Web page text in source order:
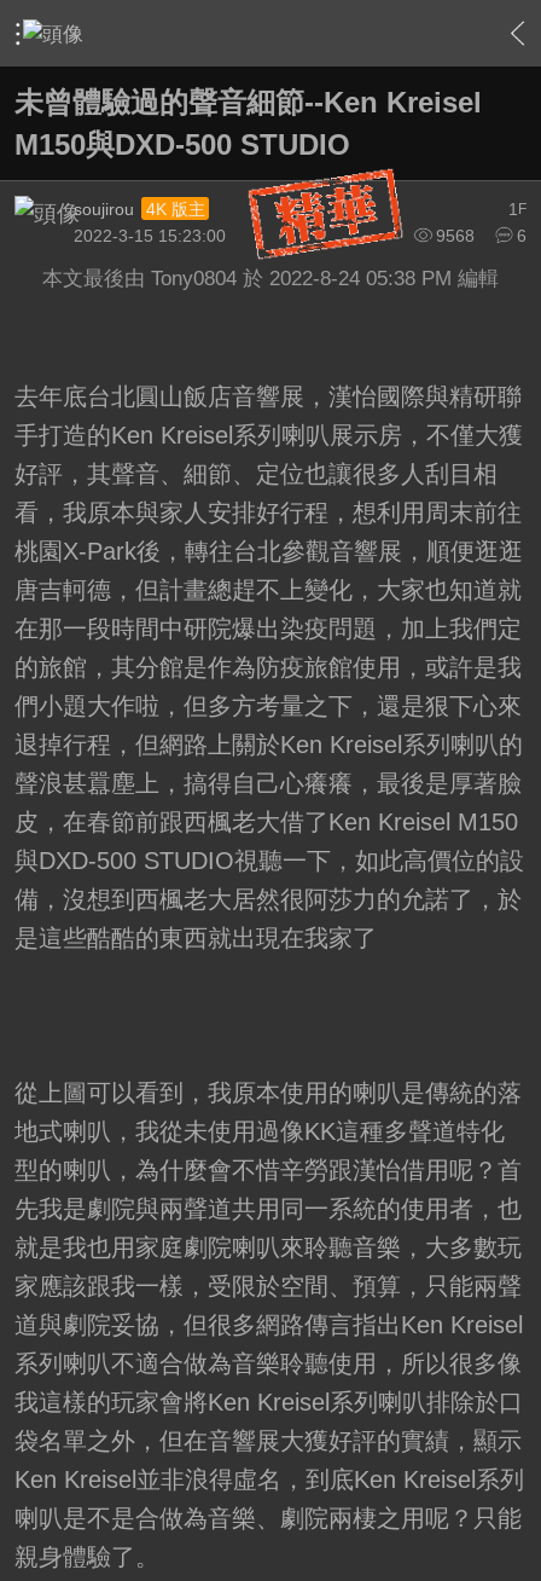
› 站務中心 › 精研評測專區 › 內容
未曾體驗過的聲音細節--Ken Kreisel
M150與DXD-500 STUDIO
1 F
soujirou
4K 版主
9568
6
2022-3-15 15:23:00
本文最後由 Tony0804 於 2022-8-24 05:38 PM 編輯
去年底台北圓山飯店音響展，漢怡國際與精研聯
手打造的Ken Kreisel系列喇叭展示房，不僅大獲
好評，其聲音、細節、定位也讓很多人刮目相
看，我原本與家人安排好行程，想利用周末前往
桃園X-Park後，轉往台北參觀音響展，順便逛逛
唐吉軻德，但計畫總趕不上變化，大家也知道就
在那一段時間中研院爆出染疫問題，加上我們定
的旅館，其分館是作為防疫旅館使用，或許是我
們小題大作啦，但多方考量之下，還是狠下心來
退掉行程，但網路上關於Ken Kreisel系列喇叭的
聲浪甚囂塵上，搞得自己心癢癢，最後是厚著臉
皮，在春節前跟西楓老大借了Ken Kreisel M150
與DXD-500 STUDIO視聽一下，如此高價位的設
備，沒想到西楓老大居然很阿莎力的允諾了，於
是這些酷酷的東西就出現在我家了
從上圖可以看到，我原本使用的喇叭是傳統的落
地式喇叭，我從未使用過像KK這種多聲道特化
型的喇叭，為什麼會不惜辛勞跟漢怡借用呢？首
先我是劇院與兩聲道共用同一系統的使用者，也
就是我也用家庭劇院喇叭來聆聽音樂，大多數玩
家應該跟我一樣，受限於空間、預算，只能兩聲
道與劇院妥協，但很多網路傳言指出Ken Kreisel
系列喇叭不適合做為音樂聆聽使用，所以很多像
我這樣的玩家會將Ken Kreisel系列喇叭排除於口
袋名單之外，但在音響展大獲好評的實績，顯示
Ken Kreisel並非浪得虛名，到底Ken Kreisel系列
喇叭是不是合做為音樂、劇院兩棲之用呢？只能
親身體驗了。